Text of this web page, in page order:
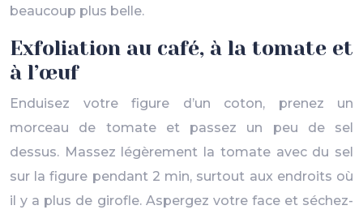
beaucoup plus belle.
Exfoliation au café, à la tomate et
à l’œuf
Enduisez votre figure d’un coton, prenez un
morceau de tomate et passez un peu de sel
dessus. Massez légèrement la tomate avec du sel
sur la figure pendant 2 min, surtout aux endroits où
il y a plus de girofle. Aspergez votre face et séchez-